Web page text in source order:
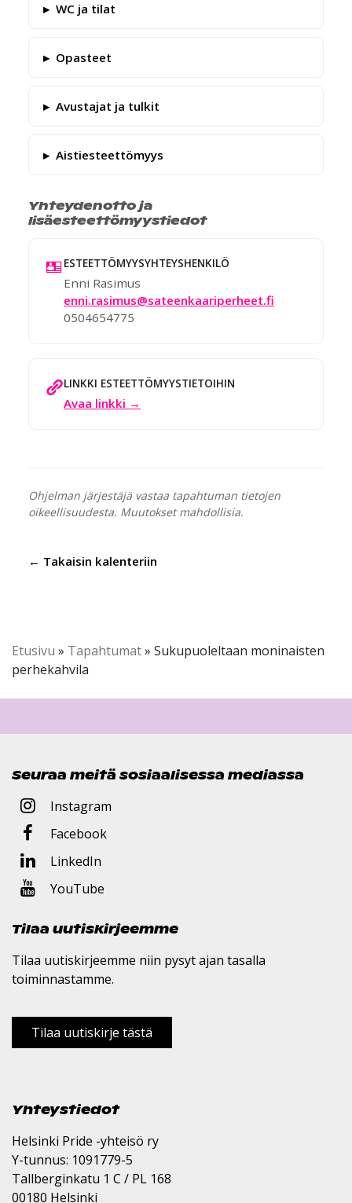
WC ja tilat
Opasteet
Avustajat ja tulkit
Aistiesteettömyys
Yhteydenotto ja
lisäesteettömyystiedot
ESTEETTÖMYYSYHTEYSHENKILÖ
Enni Rasimus
enni.rasimus@sateenkaariperheet.fi
0504654775
LINKKI ESTEETTÖMYYSTIETOIHIN
Avaa linkki →
Ohjelman järjestäjä vastaa tapahtuman tietojen
oikeellisuudesta. Muutokset mahdollisia.
← Takaisin kalenteriin
Etusivu » Tapahtumat» Sukupuoleltaan moninaisten
perhekahvila
Seuraa meitä sosiaalisessa mediassa
Instagram
Facebook
LinkedIn
YouTube
Tilaa uutiskirjeemme
Tilaa uutiskirjeemme niin pysyt ajan tasalla
toiminnastamme.
Tilaa uutiskirje tästä
Yhteystiedot
Helsinki Pride -yhteisö ry
Y-tunnus: 1091779-5
Tallberginkatu 1 C / PL 168
00180 Helsinki